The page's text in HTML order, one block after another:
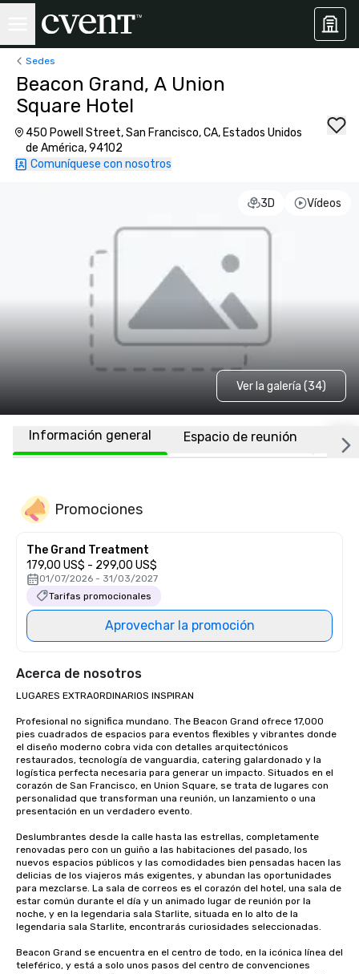
Sedes
Beacon Grand, A Union
Square Hotel
450 Powell Street, San Francisco, CA, Estados Unidos
de América, 94102
Comuníquese con nosotros
3D Vídeos
Ver la galería (34)
Información general Espacio de reunión
Promociones
The Grand Treatment
179,00 US$ - 299,00 US$
01/07/2026 - 31/03/2027
Tarifas promocionales
Aprovechar la promoción
Acerca de nosotros
LUGARES EXTRAORDINARIOS INSPIRAN
Profesional no significa mundano. The Beacon Grand ofrece 17,000
pies cuadrados de espacios para eventos flexibles y vibrantes donde
el diseño moderno cobra vida con detalles arquitectónicos
restaurados, tecnología de vanguardia, catering galardonado y la
logística perfecta necesaria para generar un impacto. Situados en el
corazón de San Francisco, en Union Square, se trata de lugares con
personalidad que transforman una reunión, un lanzamiento o una
presentación en un verdadero evento.
Deslumbrantes desde la calle hasta las estrellas, completamente
renovadas pero con un guiño a las habitaciones del pasado, los
nuevos espacios públicos y las comodidades bien pensadas hacen las
delicias de los viajeros más exigentes, y abundan las oportunidades
para mezclarse. La sala de correos es el corazón del hotel, una sala de
estar común durante el día y un animado lugar de reunión por la
noche, y en la legendaria sala Starlite, situada en lo alto de la
legendaria sala Starlite, encontrarás curiosidades seleccionadas.
Beacon Grand se encuentra en el centro de todo, en la icónica línea del
teleférico, y está a solo unos pasos del centro de convenciones